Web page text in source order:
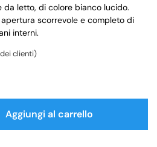
da letto, di colore bianco lucido.
scorrevole e completo di
interni.
clienti)
Aggiungi al carrello